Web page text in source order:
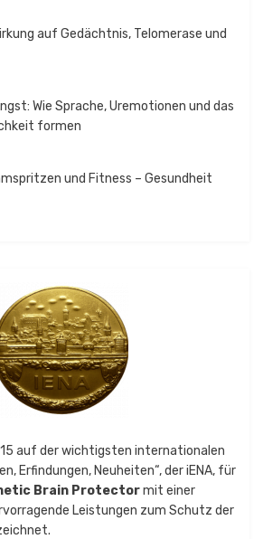
auf Gedächtnis, Telomerase und
Wie Sprache, Uremotionen und das
formen
und Fitness – Gesundheit
auf der wichtigsten internationalen
Erfindungen, Neuheiten“, der iENA, für
Brain Protectormit einer
Leistungen zum Schutz der